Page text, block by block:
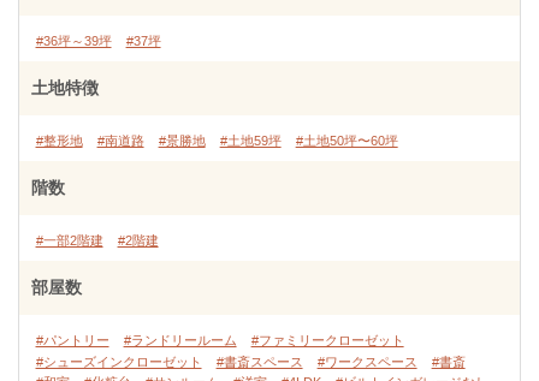
#36坪～39坪 #37坪
土地特徴
#整形地 #南道路 #景勝地 #土地59坪 #土地50坪〜60坪
階数
#一部2階建 #2階建
部屋数
#パントリー #ランドリールーム
#ファミリークローゼット
#シューズインクローゼット
#書斎スペース #ワークスペース
#書斎